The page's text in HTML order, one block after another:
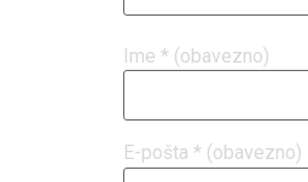
Ime * (obavezno)
E-pošta * (obavezno)